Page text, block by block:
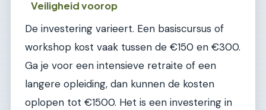
Veiligheid voorop
De investering varieert. Een basiscursus of
workshop kost vaak tussen de €150 en €300.
Ga je voor een intensieve retraite of een
langere opleiding, dan kunnen de kosten
oplopen tot €1500. Het is een investering in